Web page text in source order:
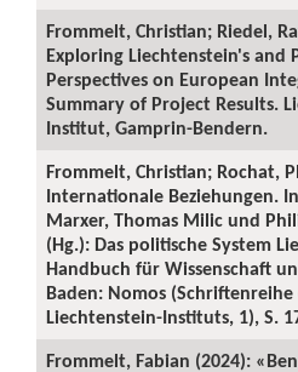
Frommelt, Christian; Riedel,
Exploring Liechtenstein's and
Perspectives on European
Summary of Project Results.
Institut, Gamprin-Bendern.
Frommelt, Christian; Rochat,
Internationale Beziehungen.
Marxer, Thomas Milic und
(Hg.): Das politische System
Handbuch für Wissenschaft
Baden: Nomos (Schriftenreihe
Liechtenstein-Instituts, 1), S.
Frommelt, Fabian (2024):